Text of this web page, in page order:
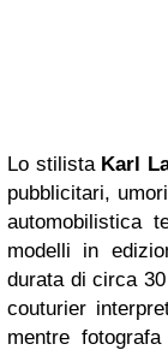
Lo stilista Karl
pubblicitari,
automobilistica
modelli in
durata di circa
couturier
mentre